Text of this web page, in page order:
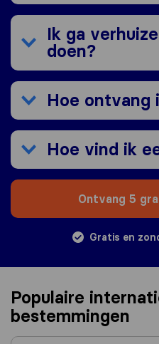
Ik ga
doen?
Hoe
Hoe vind ik
Ontvang 5
Gratis en
Populaire
bestemmingen